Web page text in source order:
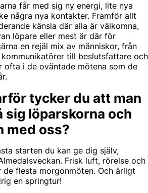
får med sig ny energi, lite nya
några nya kontakter. Framför allt
känsla där alla är välkomna,
löpare eller mest är där för
en rejäl mix av människor, från
till beslutsfattare och
ofta i de oväntade mötena som de
tycker du att man
sig löparskorna och
med oss?
starten du kan ge dig själv,
Frisk luft, rörelse och
de flesta morgonmöten. Och ärligt
en springtur!